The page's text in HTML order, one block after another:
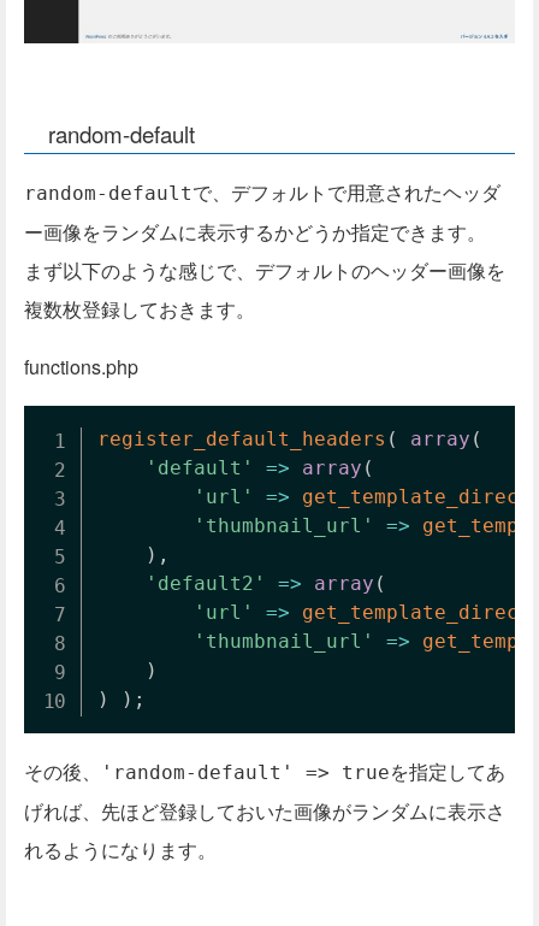
random-default
random-defaultで、デフォルトで用意されたヘッダ
ー画像をランダムに表示するかどうか指定できます。
まず以下のような感じで、デフォルトのヘッダー画像を
複数枚登録しておきます。
functions.php
register_default_headers ( array (
'default'
=> array (
'url'
=>
'thumbnail_url'
=>
) ,
'default2'
=> array (
'url'
=>
'thumbnail_url'
=>
)
)
) ;
その後、 'random-default' => trueを指定してあ
げれば、先ほど登録しておいた画像がランダムに表示さ
れるようになります。